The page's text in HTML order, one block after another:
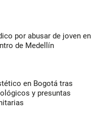
por abusar de joven en
de Medellín
en Bogotá tras
y presuntas